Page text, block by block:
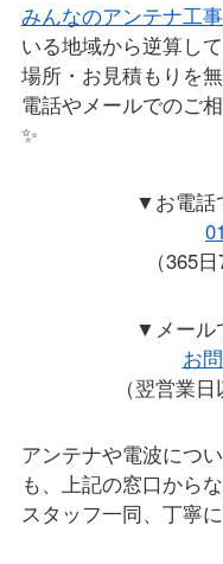
みんなのアンテナ工
いる地域から逆算し
場所・お見積もりを
電話やメールでのご
✨
▼お電話
（365
▼メール
お
（翌営業
アンテナや電波につ
も、上記の窓口から
スタッフ一同、丁寧